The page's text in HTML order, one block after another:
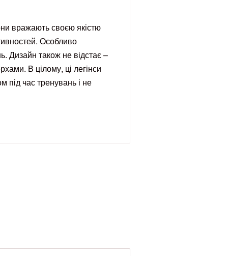
вражають своєю якістю
Особливо
Дизайн також не відстає –
В цілому, ці легінси
час тренувань і не